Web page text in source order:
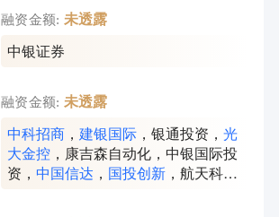
融资金额: 未透露
中银证券
融资金额: 未透露
中科招商 ，建银国际 ，银通投资 ，光
大金控 ， 康吉森自动化 ，中银国际投
资 ，中国信达 ， 国投创新 ，航天科工